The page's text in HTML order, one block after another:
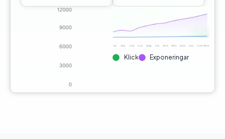
Klick Exponeringar